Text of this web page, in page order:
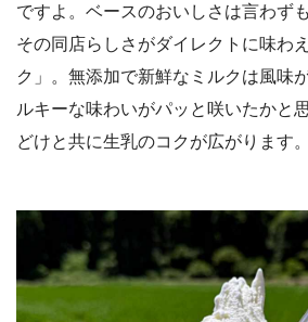
ですよ。ベースのおいしさは言わず
その同店らしさがダイレクトに味わ
ク」。無添加で新鮮なミルクは風味
ルキーな味わいがパッと咲いたかと
どけと共に生乳のコクが広がります。